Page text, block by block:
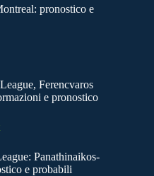
pronostico e
Ferencvaros
e pronostico
Panathinaikos-
e probabili